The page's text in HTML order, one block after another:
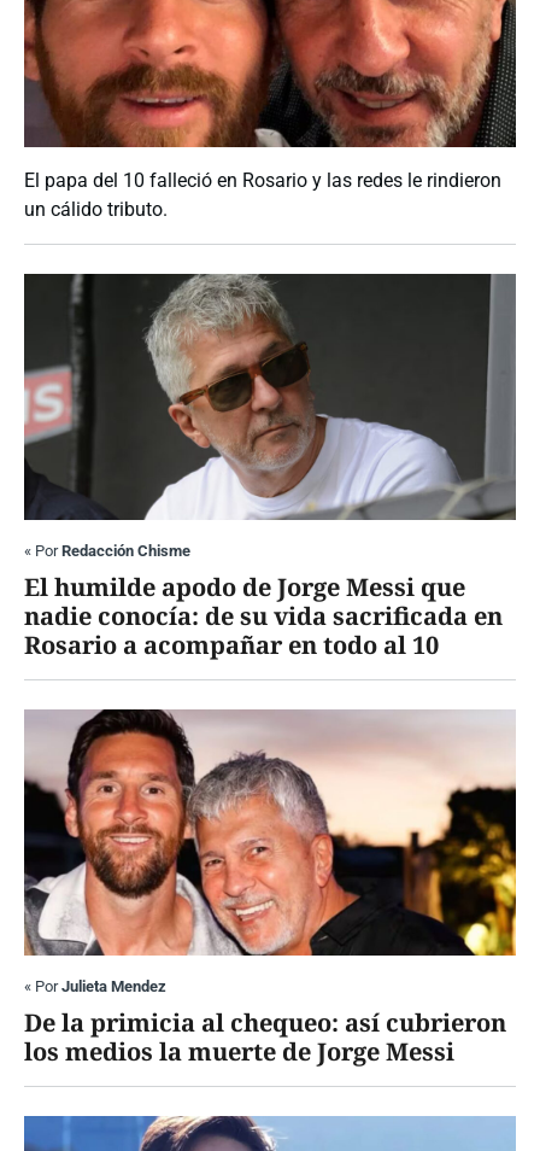
El papa del 10 falleció en Rosario y las redes le rindieron
un cálido tributo.
« PorRedacción Chisme
El humilde apodo de Jorge Messi que
nadie conocía: de su vida sacrificada en
Rosario a acompañar en todo al 10
« PorJulieta Mendez
De la primicia al chequeo: así cubrieron
los medios la muerte de Jorge Messi